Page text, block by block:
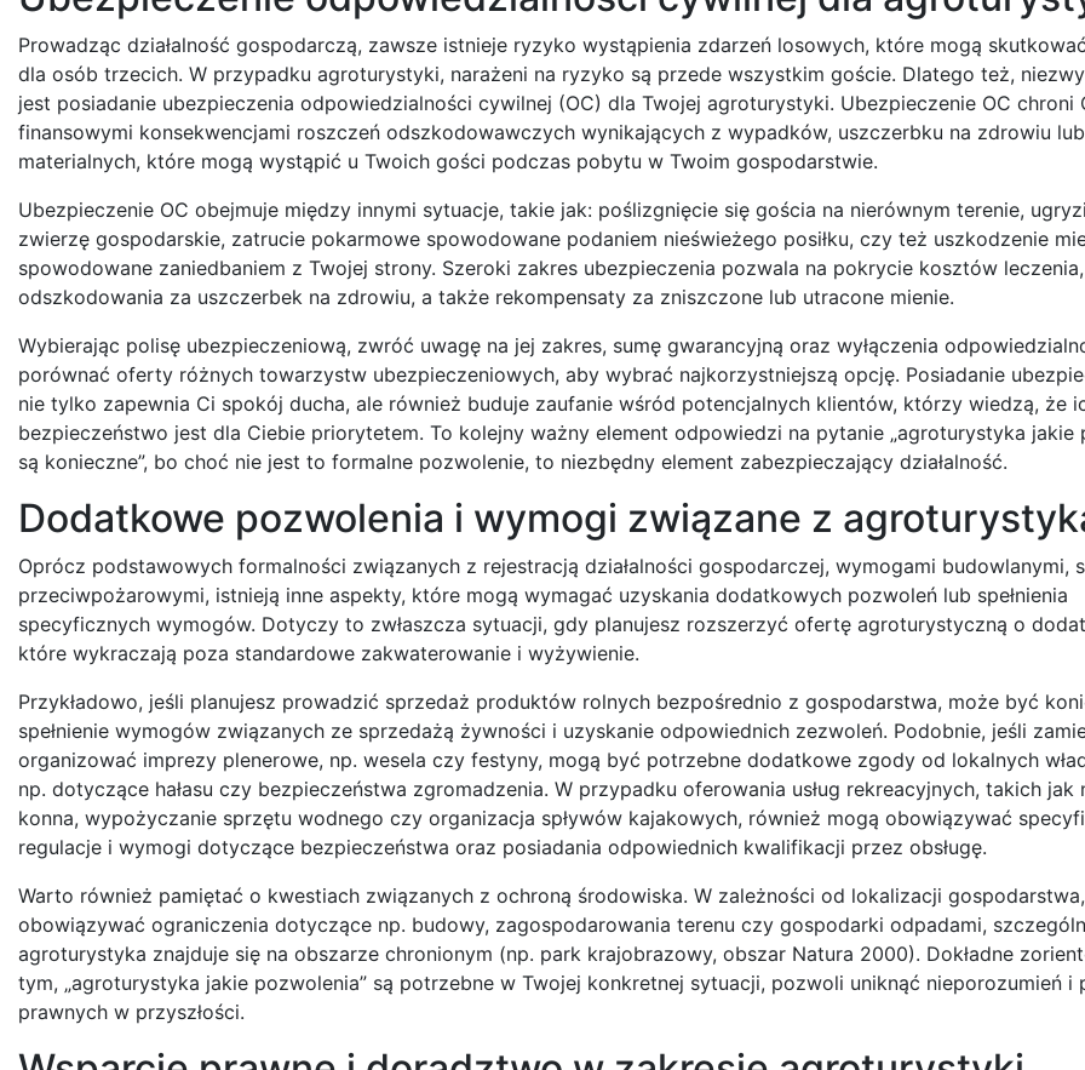
Prowadząc działalność gospodarczą, zawsze istnieje ryzyko wystąpienia zdarzeń losowych, które mogą
dla osób trzecich. W przypadku agroturystyki, narażeni na ryzyko są przede wszystkim goście. Dlatego też,
jest posiadanie ubezpieczenia odpowiedzialności cywilnej (OC) dla Twojej agroturystyki. Ubezpieczenie OC chroni
finansowymi konsekwencjami roszczeń odszkodowawczych wynikających z wypadków, uszczerbku na zdrowiu
materialnych, które mogą wystąpić u Twoich gości podczas pobytu w Twoim gospodarstwie.
Ubezpieczenie OC obejmuje między innymi sytuacje, takie jak: poślizgnięcie się gościa na nierównym terenie,
zwierzę gospodarskie, zatrucie pokarmowe spowodowane podaniem nieświeżego posiłku, czy też uszkodzenie
spowodowane zaniedbaniem z Twojej strony. Szeroki zakres ubezpieczenia pozwala na pokrycie kosztów
odszkodowania za uszczerbek na zdrowiu, a także rekompensaty za zniszczone lub utracone mienie.
Wybierając polisę ubezpieczeniową, zwróć uwagę na jej zakres, sumę gwarancyjną oraz wyłączenia
porównać oferty różnych towarzystw ubezpieczeniowych, aby wybrać najkorzystniejszą opcję. Posiadanie
nie tylko zapewnia Ci spokój ducha, ale również buduje zaufanie wśród potencjalnych klientów, którzy wiedzą, że
bezpieczeństwo jest dla Ciebie priorytetem. To kolejny ważny element odpowiedzi na pytanie „agroturystyka jakie
są konieczne”, bo choć nie jest to formalne pozwolenie, to niezbędny element zabezpieczający działalność.
Dodatkowe pozwolenia i wymogi związane z
Oprócz podstawowych formalności związanych z rejestracją działalności gospodarczej, wymogami budowlanymi,
przeciwpożarowymi, istnieją inne aspekty, które mogą wymagać uzyskania dodatkowych pozwoleń lub spełnienia
specyficznych wymogów. Dotyczy to zwłaszcza sytuacji, gdy planujesz rozszerzyć ofertę agroturystyczną o
które wykraczają poza standardowe zakwaterowanie i wyżywienie.
Przykładowo, jeśli planujesz prowadzić sprzedaż produktów rolnych bezpośrednio z gospodarstwa, może być
spełnienie wymogów związanych ze sprzedażą żywności i uzyskanie odpowiednich zezwoleń. Podobnie, jeśli
organizować imprezy plenerowe, np. wesela czy festyny, mogą być potrzebne dodatkowe zgody od lokalnych
np. dotyczące hałasu czy bezpieczeństwa zgromadzenia. W przypadku oferowania usług rekreacyjnych, takich jak
konna, wypożyczanie sprzętu wodnego czy organizacja spływów kajakowych, również mogą obowiązywać
regulacje i wymogi dotyczące bezpieczeństwa oraz posiadania odpowiednich kwalifikacji przez obsługę.
Warto również pamiętać o kwestiach związanych z ochroną środowiska. W zależności od lokalizacji
obowiązywać ograniczenia dotyczące np. budowy, zagospodarowania terenu czy gospodarki odpadami,
agroturystyka znajduje się na obszarze chronionym (np. park krajobrazowy, obszar Natura 2000). Dokładne
tym, „agroturystyka jakie pozwolenia” są potrzebne w Twojej konkretnej sytuacji, pozwoli uniknąć nieporozumień i
prawnych w przyszłości.